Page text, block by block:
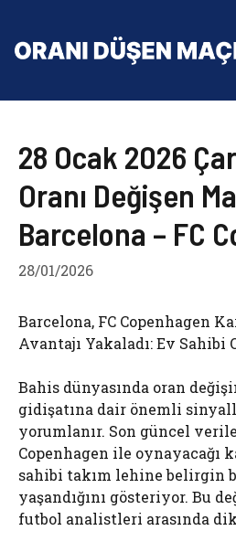
28 Ocak 2026
Oranı Değişen
Barcelona – FC
28/01/2026
Barcelona, FC Copenhagen
Avantajı Yakaladı: Ev Sahibi
Bahis dünyasında oran
gidişatına dair önemli
yorumlanır. Son güncel
Copenhagen ile oynayacağı
sahibi takım lehine belirgin
yaşandığını gösteriyor. Bu
futbol analistleri arasında